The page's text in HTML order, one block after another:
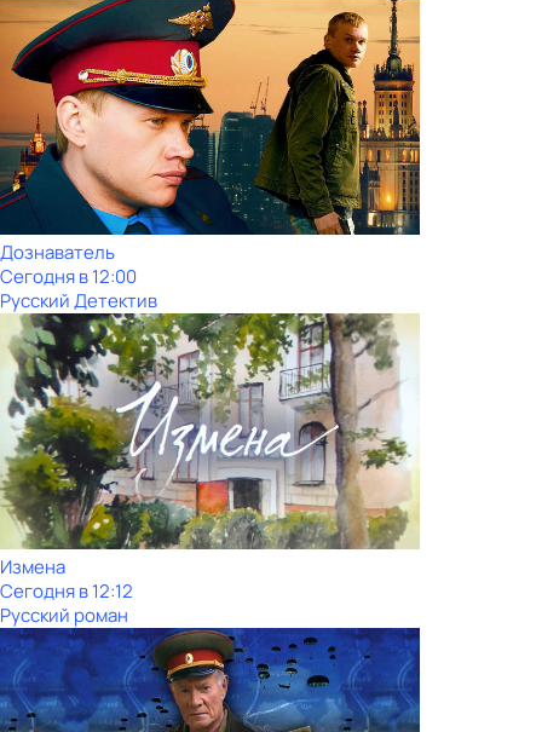
Дознаватель
Сегодня в 12:00
Русский Детектив
Измена
Сегодня в 12:12
Русский роман